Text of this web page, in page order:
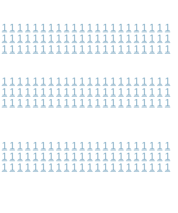
1 1 1 1 1 1 1 1 1 1 1 1 1 1 1 1 1 1 1 1 1 1
1 1 1 1 1 1 1 1 1 1 1 1 1 1 1 1 1 1 1 1 1 1
1 1 1 1 1 1 1 1 1 1 1 1 1 1 1 1 1 1 1 1 1 1
1 1 1 1 1 1 1 1 1 1 1 1 1 1 1 1 1 1 1 1 1 1
1 1 1 1 1 1 1 1 1 1 1 1 1 1 1 1 1 1 1 1 1 1
1 1 1 1 1 1 1 1 1 1 1 1 1 1 1 1 1 1 1 1 1 1
1 1 1 1 1 1 1 1 1 1 1 1 1 1 1 1 1 1 1 1 1 1
1 1 1 1 1 1 1 1 1 1 1 1 1 1 1 1 1 1 1 1 1 1
1 1 1 1 1 1 1 1 1 1 1 1 1 1 1 1 1 1 1 1 1 1